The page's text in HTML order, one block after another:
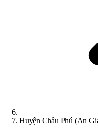
Huyện Châu Phú (An